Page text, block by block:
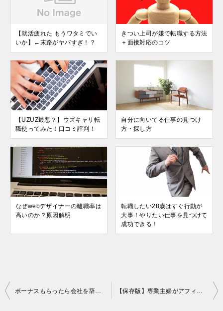
【就活疲れた もうワタミでい
いか】←末路がヤバすぎ！？
きつい上司が嫌で転職する方法
＋面接対応のコツ
【UZUZ最悪？】ウズキャリ転
職使ってみた！口コミ評判！
自分に向いてる仕事の見つけ
方・探し方
なぜwebデザイナーの離職率は
高いのか？原因解明
転職したい28歳はすぐ行動が
大事！やりたい仕事を見つけて
成功できる！
投